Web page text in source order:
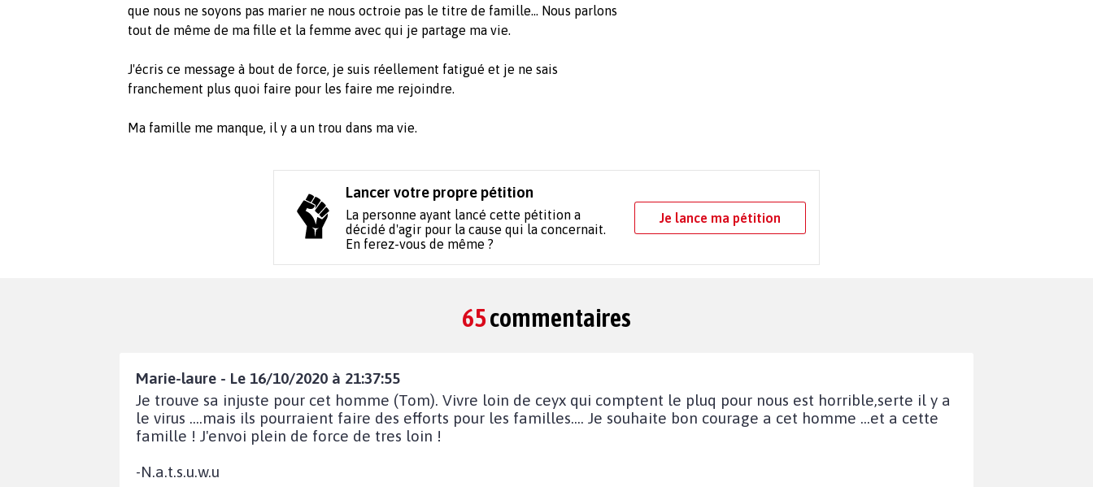
que nous ne soyons pas marier ne nous octroie pas le titre de famille… Nous parlons
tout de même de ma fille et la femme avec qui je partage ma vie.
J'écris ce message à bout de force, je suis réellement fatigué et je ne sais
franchement plus quoi faire pour les faire me rejoindre.
Ma famille me manque, il y a un trou dans ma vie.
Lancer votre propre pétition
La personne ayant lancé cette pétition a
décidé d'agir pour la cause qui la concernait.
En ferez-vous de même ?
Je lance ma pétition
65commentaires
Marie-laure - Le 16/10/2020 à 21:37:55
Je trouve sa injuste pour cet homme (Tom). Vivre loin de ceyx qui comptent le pluq pour nous est horrible,serte il y a
le virus ....mais ils pourraient faire des efforts pour les familles.... Je souhaite bon courage a cet homme ...et a cette
famille ! J'envoi plein de force de tres loin !
-N.a.t.s.u.w.u